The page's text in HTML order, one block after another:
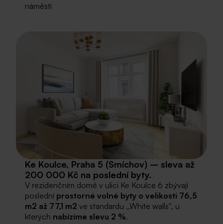
náměstí
Ke Koulce, Praha 5 (Smíchov) – sleva až
200 000 Kč na poslední byty.
V rezidenčním domě v ulici Ke Koulce 6 zbývají
poslední prostorné volné byty o velikosti 76,5
m2 až 77,1 m2 ve standardu ,,White walls'', u
kterých nabízíme slevu 2 %.